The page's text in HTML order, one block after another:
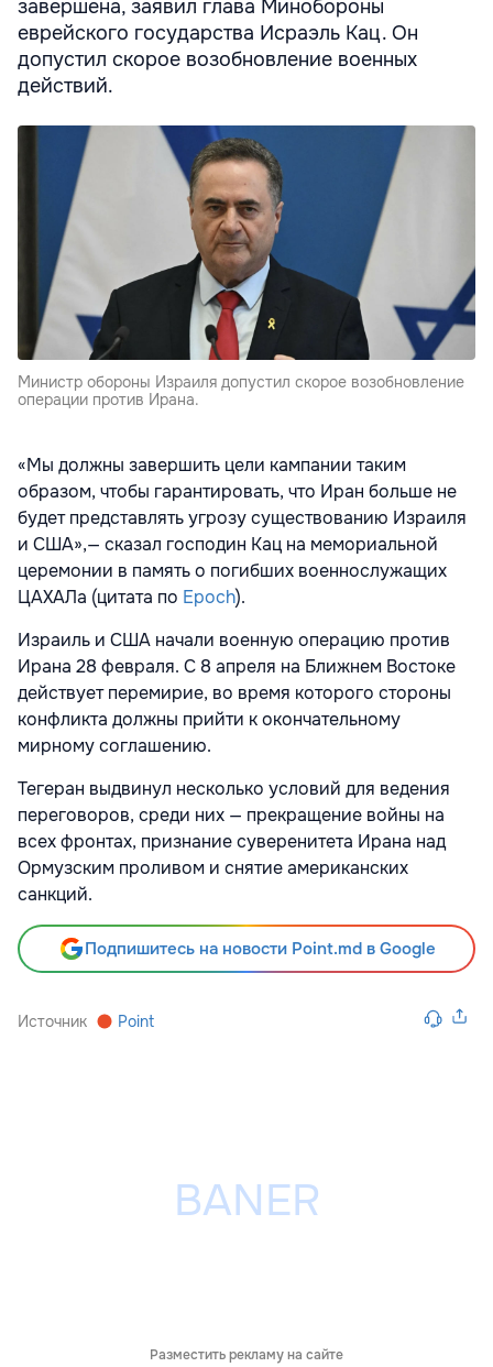
завершена, заявил глава Минобороны
еврейского государства Исраэль Кац. Он
допустил скорое возобновление военных
действий.
Министр обороны Израиля допустил скорое возобновление
операции против Ирана.
«Мы должны завершить цели кампании таким
образом, чтобы гарантировать, что Иран больше не
будет представлять угрозу существованию Израиля
и США»,— сказал господин Кац на мемориальной
церемонии в память о погибших военнослужащих
ЦАХАЛа (цитата по Epoch).
Израиль и США начали военную операцию против
Ирана 28 февраля. С 8 апреля на Ближнем Востоке
действует перемирие, во время которого стороны
конфликта должны прийти к окончательному
мирному соглашению.
Тегеран выдвинул несколько условий для ведения
переговоров, среди них — прекращение войны на
всех фронтах, признание суверенитета Ирана над
Ормузским проливом и снятие американских
санкций.
Подпишитесь на новости Point.md в Google
Источник Point
Разместить рекламу на сайте